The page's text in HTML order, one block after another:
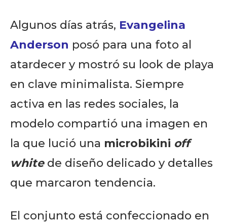
Algunos días atrás, Evangelina
Anderson posó para una foto al
atardecer y mostró su look de playa
en clave minimalista. Siempre
activa en las redes sociales, la
modelo compartió una imagen en
la que lució una microbikini off
white de diseño delicado y detalles
que marcaron tendencia.
El conjunto está confeccionado en